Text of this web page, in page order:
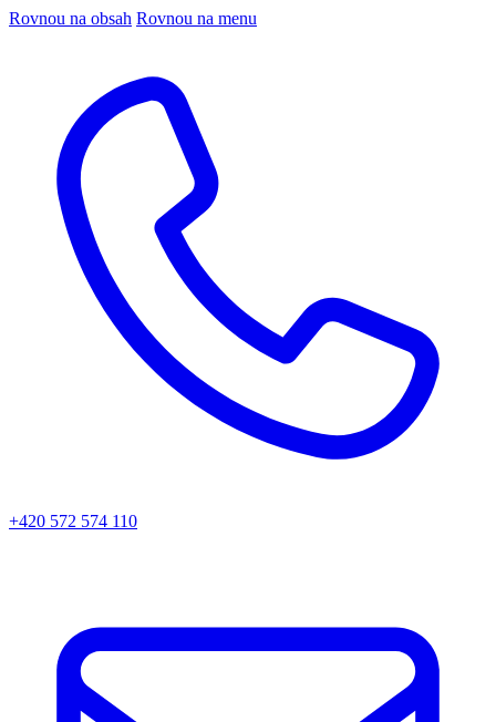
Rovnou na obsah Rovnou na menu
+420 572 574 110